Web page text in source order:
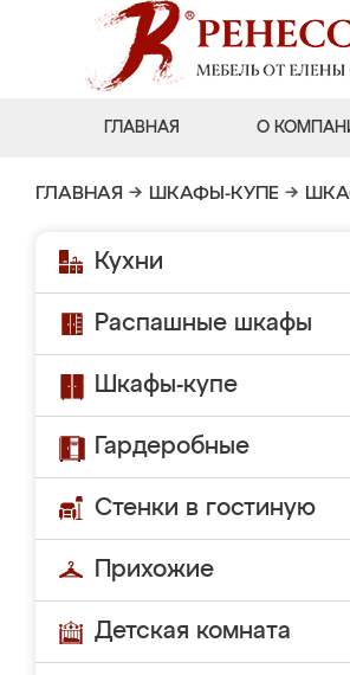
ГЛАВНАЯ О
ГЛАВНАЯ → ШКАФЫ-КУПЕ →
Кухни
Распашные шкафы
Шкафы-купе
Гардеробные
Стенки в гостиную
Прихожие
Детская комната